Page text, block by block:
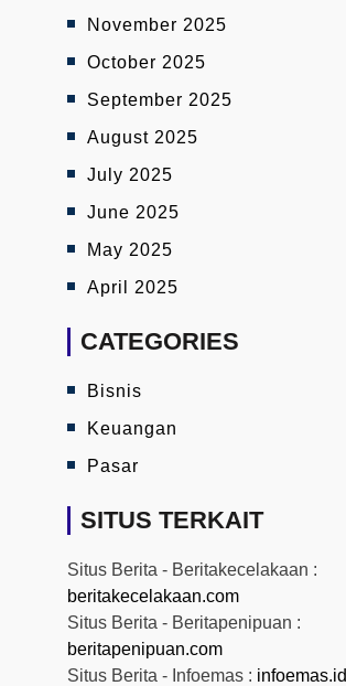
November 2025
October 2025
September 2025
August 2025
July 2025
June 2025
May 2025
April 2025
CATEGORIES
Bisnis
Keuangan
Pasar
SITUS TERKAIT
Situs Berita - Beritakecelakaan :
beritakecelakaan.com
Situs Berita - Beritapenipuan :
beritapenipuan.com
Situs Berita - Infoemas : infoemas.id